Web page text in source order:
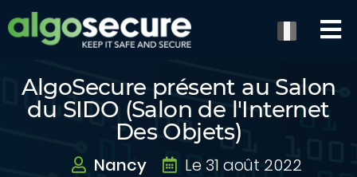
AlgoSecure présent au Salon
du SIDO (Salon de l'Internet
Des Objets)
Nancy Le 31 août 2022